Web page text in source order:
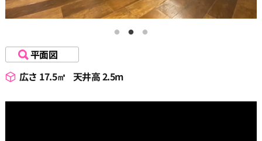
平面図
広さ 17.5㎡ 天井高 2.5m